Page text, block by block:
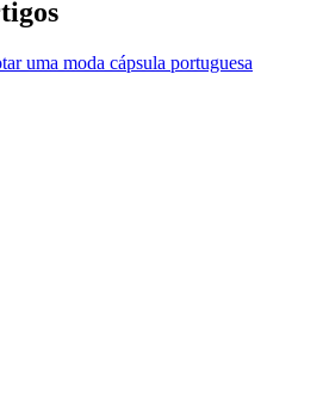
uma moda cápsula portuguesa